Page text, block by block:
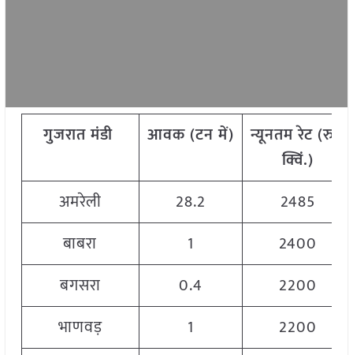
गुजरातमंडी आवक(टनमें) न्यूनतमरेट(रु./
क्विं.)
अमरेली
28.2
2485
बाबरा
1
2400
बगसरा
0.4
2200
भाणवड़
1
2200